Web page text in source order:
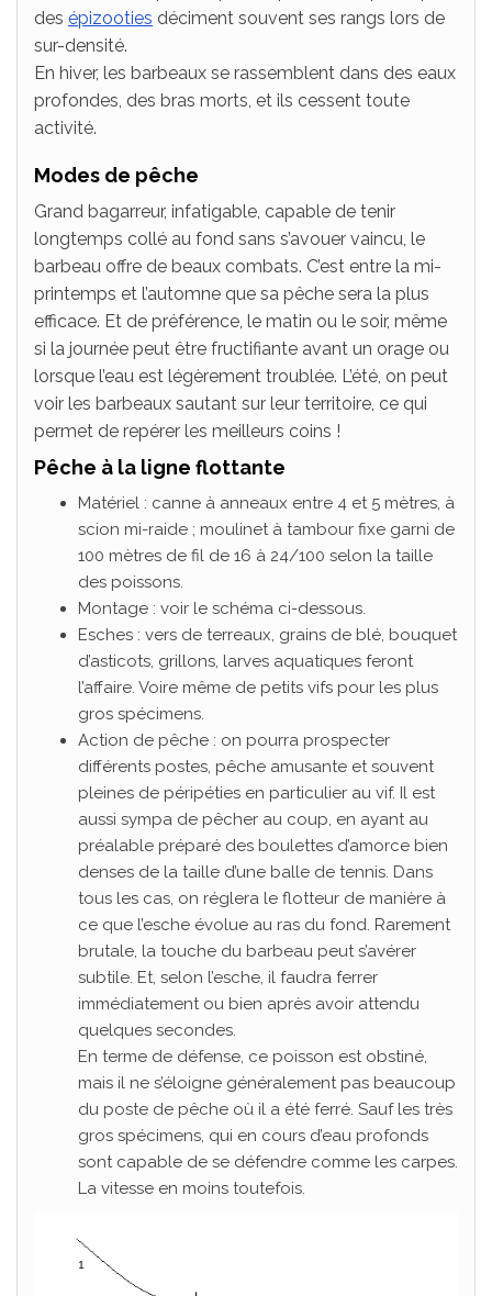
des épizooties déciment souvent ses rangs lors de
sur-densité.
En hiver, les barbeaux se rassemblent dans des eaux
profondes, des bras morts, et ils cessent toute
activité.
Modes de pêche
Grand bagarreur, infatigable, capable de tenir
longtemps collé au fond sans s’avouer vaincu, le
barbeau offre de beaux combats. C’est entre la mi-
printemps et l’automne que sa pêche sera la plus
efficace. Et de préférence, le matin ou le soir, même
si la journée peut être fructifiante avant un orage ou
lorsque l’eau est légèrement troublée. L’été, on peut
voir les barbeaux sautant sur leur territoire, ce qui
permet de repérer les meilleurs coins !
Pêche à la ligne flottante
Matériel : canne à anneaux entre 4 et 5 mètres, à
scion mi-raide ; moulinet à tambour fixe garni de
100 mètres de fil de 16 à 24/100 selon la taille
des poissons.
Montage : voir le schéma ci-dessous.
Esches : vers de terreaux, grains de blé, bouquet
d’asticots, grillons, larves aquatiques feront
l’affaire. Voire même de petits vifs pour les plus
gros spécimens.
Action de pêche : on pourra prospecter
différents postes, pêche amusante et souvent
pleines de péripéties en particulier au vif. Il est
aussi sympa de pêcher au coup, en ayant au
préalable préparé des boulettes d’amorce bien
denses de la taille d’une balle de tennis. Dans
tous les cas, on réglera le flotteur de manière à
ce que l’esche évolue au ras du fond. Rarement
brutale, la touche du barbeau peut s’avérer
subtile. Et, selon l’esche, il faudra ferrer
immédiatement ou bien après avoir attendu
quelques secondes.
En terme de défense, ce poisson est obstiné,
mais il ne s’éloigne généralement pas beaucoup
du poste de pêche où il a été ferré. Sauf les très
gros spécimens, qui en cours d’eau profonds
sont capable de se défendre comme les carpes.
La vitesse en moins toutefois.